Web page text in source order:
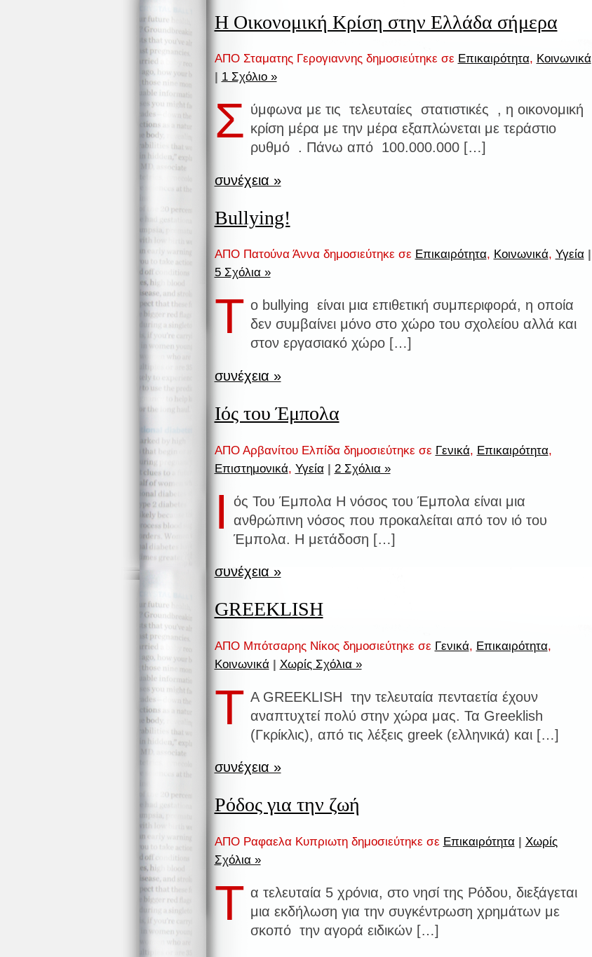
Η Οικονομική Κρίση στην Ελλάδα σήμερα
ΑΠΟ Σταματης Γερογιαννης δημοσιεύτηκε σε Επικαιρότητα, Κοινωνικά
1 Σχόλιο »
Σ ύμφωνα με τις τελευταίες στατιστικές , η οικονομική
κρίση μέρα με την μέρα εξαπλώνεται με τεράστιο
ρυθμό . Πάνω από 100.000.000 […]
συνέχεια »
Bullying!
ΑΠΟ Πατούνα Άννα δημοσιεύτηκε σε Επικαιρότητα, Κοινωνικά, Υγεία
5 Σχόλια »
T o bullying είναι μια επιθετική συμπεριφορά, η οποία
δεν συμβαίνει μόνο στο χώρο του σχολείου αλλά και
στον εργασιακό χώρο […]
συνέχεια »
Ιός του Έμπολα
ΑΠΟ Αρβανίτου Ελπίδα δημοσιεύτηκε σε Γενικά, Επικαιρότητα,
Επιστημονικά, Υγεία | 2 Σχόλια »
Ι
ός Του Έμπολα Η νόσος του Έμπολα είναι μια
ανθρώπινη νόσος που προκαλείται από τον ιό του
Έμπολα. Η μετάδοση […]
συνέχεια »
GREEKLISH
ΑΠΟ Μπότσαρης Νίκος δημοσιεύτηκε σε Γενικά, Επικαιρότητα,
Κοινωνικά | Χωρίς Σχόλια »
Τ Α GREEKLISH την τελευταία πενταετία έχουν
αναπτυχτεί πολύ στην χώρα μας. Τα Greeklish
(Γκρίκλις), από τις λέξεις greek (ελληνικά) και […]
συνέχεια »
Ρόδος για την ζωή
ΑΠΟ Ραφαελα Κυπριωτη δημοσιεύτηκε σε Επικαιρότητα | Χωρίς
Σχόλια »
Τ α τελευταία 5 χρόνια, στο νησί της Ρόδου, διεξάγεται
μια εκδήλωση για την συγκέντρωση χρημάτων με
σκοπό την αγορά ειδικών […]